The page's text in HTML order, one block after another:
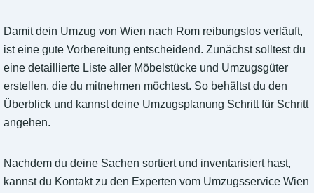
Damit dein Umzug von Wien nach Rom reibungslos verläuft,
ist eine gute Vorbereitung entscheidend. Zunächst solltest du
eine detaillierte Liste aller Möbelstücke und Umzugsgüter
erstellen, die du mitnehmen möchtest. So behältst du den
Überblick und kannst deine Umzugsplanung Schritt für Schritt
angehen.
Nachdem du deine Sachen sortiert und inventarisiert hast,
kannst du Kontakt zu den Experten vom Umzugsservice Wien